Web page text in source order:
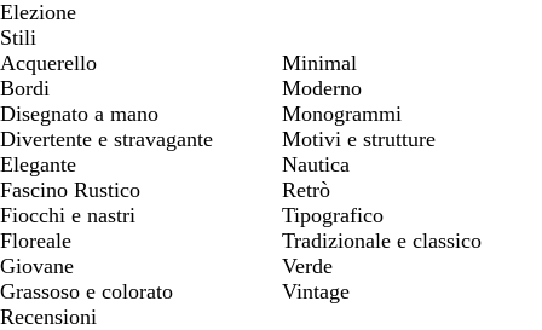
Elezione
Stili
Acquerello
Bordi
Disegnato a mano
Divertente e stravagante
Elegante
Fascino Rustico
Fiocchi e nastri
Floreale
Giovane
Grassoso e colorato
Minimal
Moderno
Monogrammi
Motivi e strutture
Nautica
Retrò
Tipografico
Tradizionale e classico
Verde
Vintage
Recensioni